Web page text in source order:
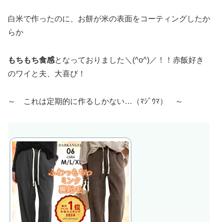
白米で作ったのに、お餅が米の表面をコーティングしたか
らか
もちもち食感となっておりました＼(^o^)／！！赤飯好き
のワイと夫、大喜び！
～ これは定期的に作るしかない…（ﾏｼﾞｳﾏ） ～